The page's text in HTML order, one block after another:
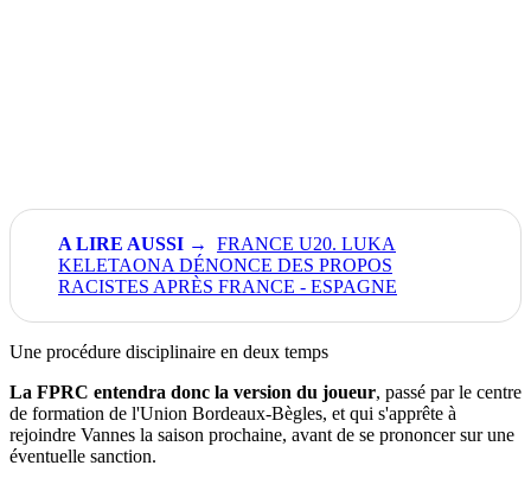
FRANCE U20. LUKA
KELETAONA DÉNONCE DES PROPOS
RACISTES APRÈS FRANCE - ESPAGNE
Une procédure disciplinaire en deux temps
La FPRC entendra donc la version du joueur, passé par le centre
de formation de l'Union Bordeaux-Bègles, et qui s'apprête à
rejoindre Vannes la saison prochaine, avant de se prononcer sur une
éventuelle sanction.